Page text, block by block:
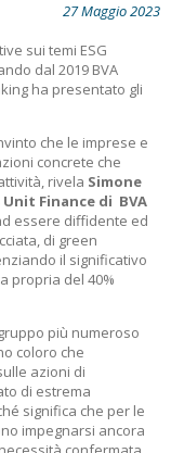
27 Maggio 2023
sui temi ESG
dal 2019 BVA
ha presentato gli
che le imprese e
concrete che
rivela Simone
Finance di BVA
essere diffidente ed
di green
il significativo
propria del 40%
più numeroso
coloro che
azioni di
di estrema
significa che per le
impegnarsi ancora